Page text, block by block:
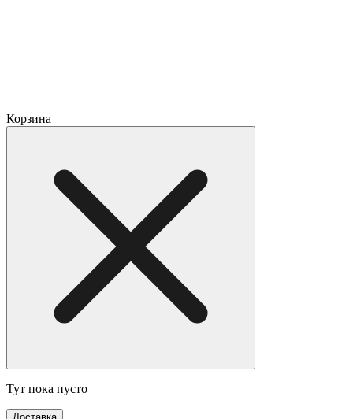
Корзина
Тут пока пусто